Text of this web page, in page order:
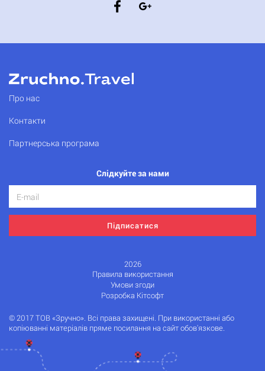
Про нас
Контакти
Партнерська програма
Слідкуйте за нами
Підписатися
2026
Правила використання
Умови згоди
Розробка Кітсофт
© 2017 ТОВ «Зручно». Всі права захищені. При використанні або
копіюванні матеріалів пряме посилання на сайт обов'язкове.